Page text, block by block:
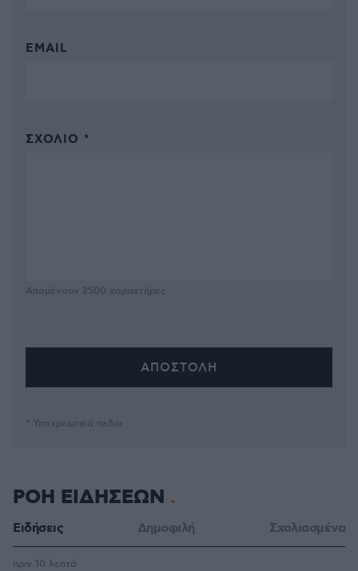
EMAIL
ΣΧΌΛΙΟ *
Απομένουν 2500 χαρακτήρες
* Υποχρεωτικά πεδία
ΡΟΗ ΕΙΔΗΣΕΩΝ
Ειδήσεις Δημοφιλή Σχολιασμένα
πριν 10 λεπτά